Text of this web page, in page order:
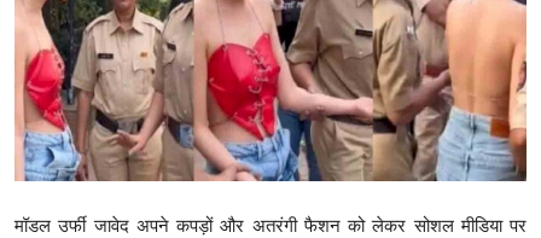
मनोरंजन
गैलरी
मॉडल उर्फी जावेद अपने कपड़ों और अतरंगी फैशन को लेकर सोशल मीडिया पर